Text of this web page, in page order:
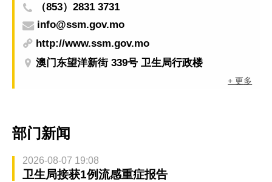
（853）2831 3731
info@ssm.gov.mo
http://www.ssm.gov.mo
澳门东望洋新街 339号 卫生局行政楼
+ 更多
部门新闻
2026-08-07 19:08
卫生局接获1例流感重症报告